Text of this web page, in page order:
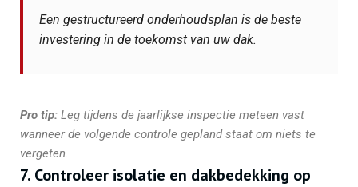
Een gestructureerd onderhoudsplan is de beste
investering in de toekomst van uw dak.
Pro tip: Leg tijdens de jaarlijkse inspectie meteen vast
wanneer de volgende controle gepland staat om niets te
vergeten.
7. Controleer isolatie en dakbedekking op